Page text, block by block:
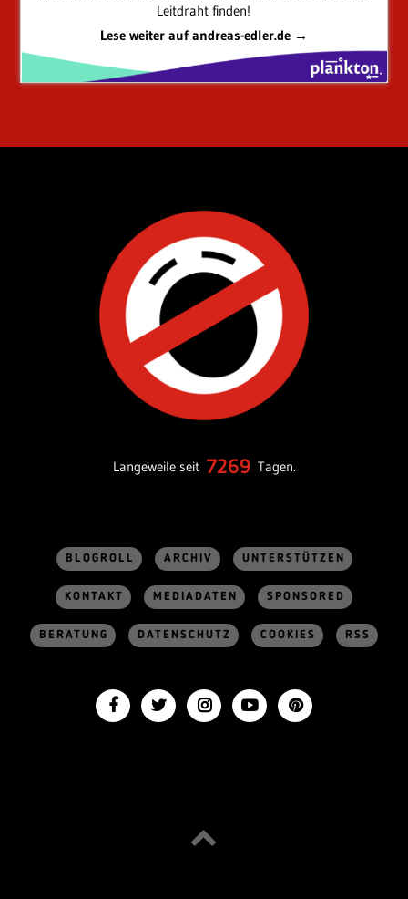
Leitdraht finden!
Lese weiter auf andreas-edler.de →
Langeweile seit 7269 Tagen.
BLOGROLL ARCHIV UNTERSTÜTZEN
KONTAKT MEDIADATEN SPONSORED
BERATUNG DATENSCHUTZ COOKIES RSS